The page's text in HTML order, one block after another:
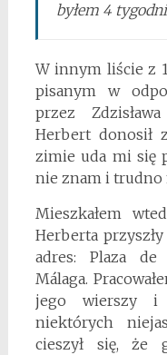
byłem 4
W innym liście z
pisanym w
przez
Herbert donosił
zimie uda mi się
nie znam i trudno
Mieszkałem
Herberta
adres: Plaza de
Málaga.
jego wierszy i
niektórych
cieszył się, że